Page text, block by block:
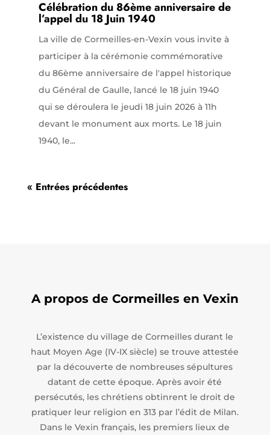
Célébration du 86ème anniversaire de
l’appel du 18 Juin 1940
La ville de Cormeilles-en-Vexin vous invite à
participer à la cérémonie commémorative
du 86ème anniversaire de l'appel historique
du Général de Gaulle, lancé le 18 juin 1940
qui se déroulera le jeudi 18 juin 2026 à 11h
devant le monument aux morts. Le 18 juin
1940, le...
« Entrées précédentes
A propos de Cormeilles en Vexin
L’existence du village de Cormeilles durant le
haut Moyen Age (IV-IX siècle) se trouve attestée
par la découverte de nombreuses sépultures
datant de cette époque. Après avoir été
persécutés, les chrétiens obtinrent le droit de
pratiquer leur religion en 313 par l’édit de Milan.
Dans le Vexin français, les premiers lieux de